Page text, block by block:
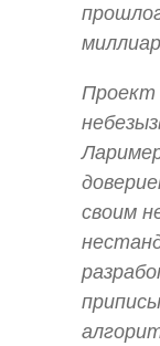
Проект
своим